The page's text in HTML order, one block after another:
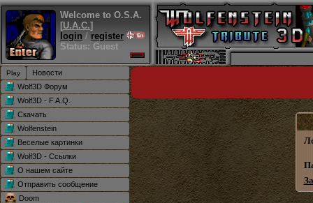
Welcome to O.S.A.
[U.A.C.]
login / register
Status: Guest
Новости
Wolf3D Форум
Wolf3D - F.A.Q.
Скачать
Wolfenstein
Веселые картинки
Wolf3D - Ссылки
О нашем сайте
Отправить сообщение
Doom